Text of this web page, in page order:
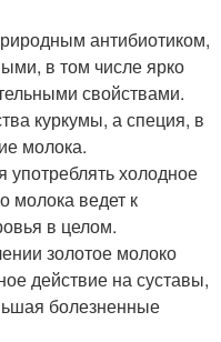
антибиотиком,
в том числе ярко
свойствами.
куркумы, а специя, в
молока.
употреблять холодное
молока ведет к
в целом.
золотое молоко
действие на суставы,
болезненные